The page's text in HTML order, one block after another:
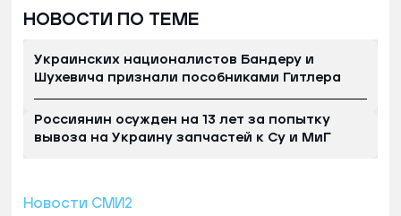
НОВОСТИ ПО ТЕМЕ
Украинских националистов Бандеру и
Шухевича признали пособниками Гитлера
Россиянин осужден на 13 лет за попытку
вывоза на Украину запчастей к Су и МиГ
Новости СМИ2